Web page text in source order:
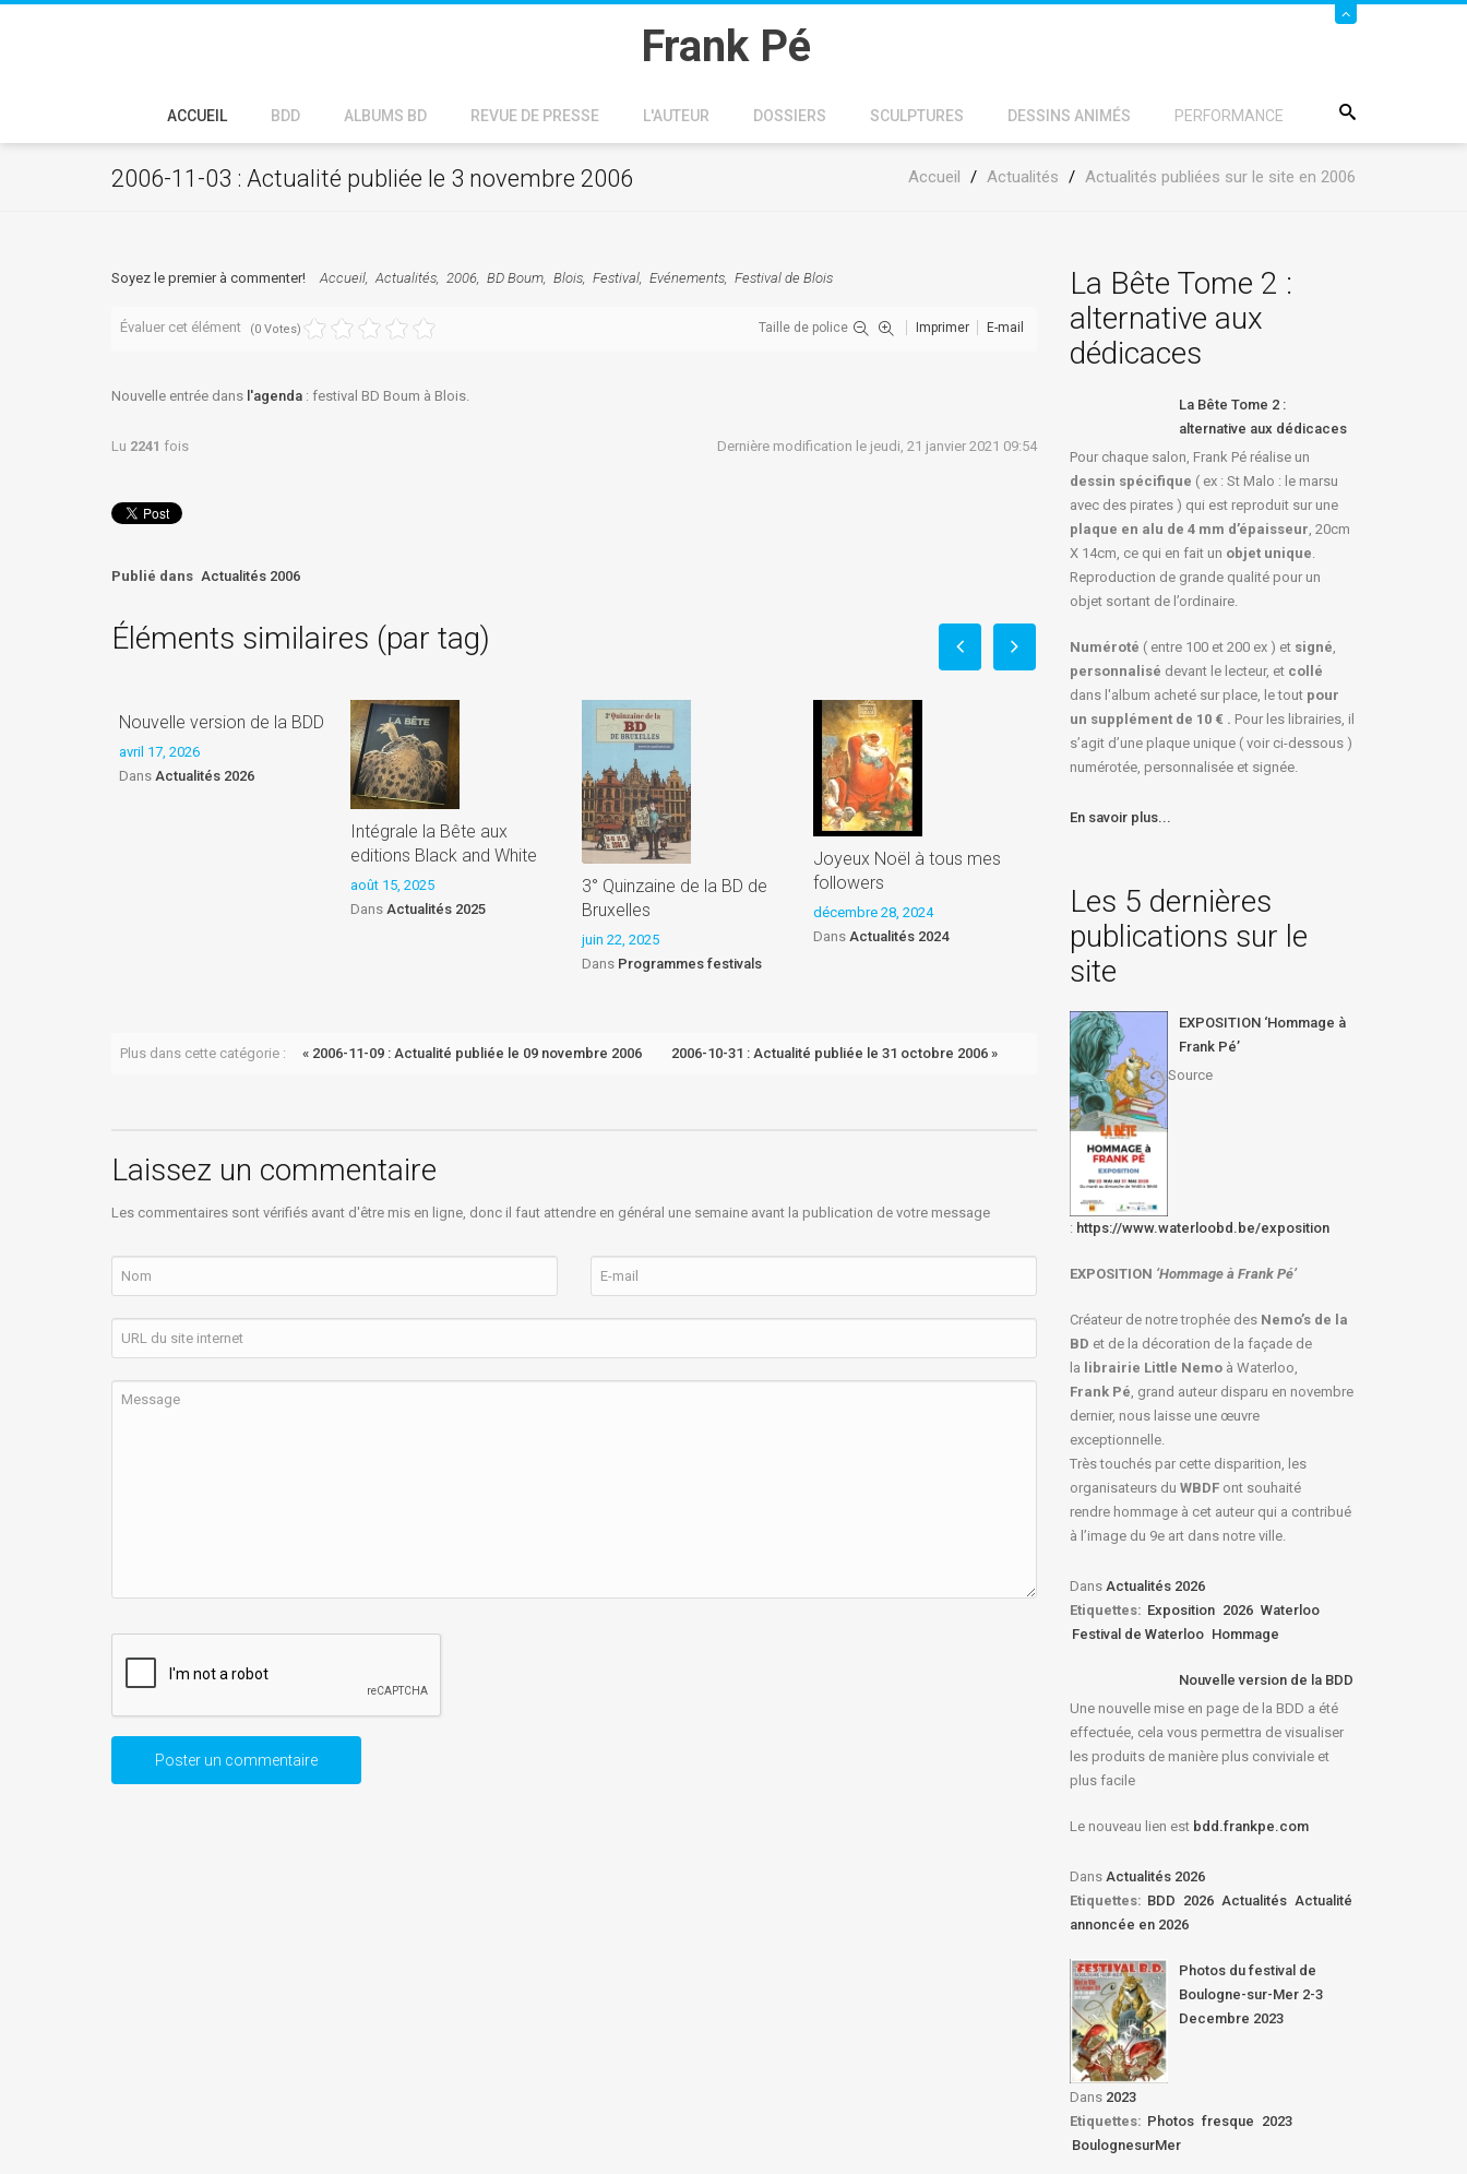
Frank Pé
ACCUEIL BDD ALBUMS BD REVUE DE PRESSE L'AUTEUR DOSSIERS SCULPTURES DESSINS ANIMÉS PERFORMANCE
Accueil / Actualités / Actualités publiées sur le site en 2006
2006-11-03 : Actualité publiée le 3 novembre 2006
Soyez le premier à commenter! Accueil Actualités 2006 BD Boum Blois Festival Evénements Festival de Blois
Évaluer cet élément (0 Votes) Taille de police Imprimer E-mail
Nouvelle entrée dans l'agenda : festival BD Boum à Blois.
Lu 2241 fois Dernière modification le jeudi, 21 janvier 2021 09:54
Publié dans Actualités 2006
Éléments similaires (par tag)
Nouvelle version de la BDD
avril 17, 2026
Dans Actualités 2026
Intégrale la Bête aux
editions Black and White
août 15, 2025
Dans Actualités 2025
3° Quinzaine de la BD de
Bruxelles
juin 22, 2025
Dans Programmes festivals
Joyeux Noël à tous mes
followers
décembre 28, 2024
Dans Actualités 2024
l’univers et les dieux
octobre 16, 2024
DansActualités 2024
« La Bête fait du chemin
Plus dans cette catégorie : « 2006-11-09 : Actualité publiée le 09 novembre 2006 2006-10-31 : Actualité publiée le 31 octobre 2006 »
Laissez un commentaire
Les commentaires sont vérifiés avant d'être mis en ligne, donc il faut attendre en général une semaine avant la publication de votre message
La Bête Tome 2 :
alternative aux
dédicaces
La Bête Tome 2 :
alternative aux dédicaces
Pour chaque salon, Frank Pé réalise un
dessin spécifique ( ex : St Malo : le marsu
avec des pirates ) qui est reproduit sur une
plaque en alu de 4 mm d’épaisseur, 20cm
X 14cm, ce qui en fait un objet unique.
Reproduction de grande qualité pour un
objet sortant de l’ordinaire.
Numéroté ( entre 100 et 200 ex ) et signé,
personnalisé devant le lecteur, et collé
dans l'album acheté sur place, le tout pour
un supplément de 10 € . Pour les librairies, il
s’agit d’une plaque unique ( voir ci-dessous )
numérotée, personnalisée et signée.
En savoir plus...
Les 5 dernières
publications sur le
site
EXPOSITION ‘Hommage à
Frank Pé’
Source
: https://www.waterloobd.be/exposition
EXPOSITION ‘Hommage à Frank Pé’
Créateur de notre trophée des Nemo’s de la
BD et de la décoration de la façade de
la librairie Little Nemoà Waterloo,
Frank Pé, grand auteur disparu en novembre
dernier, nous laisse une œuvre
exceptionnelle.
Très touchés par cette disparition, les
organisateurs du WBDF ont souhaité
rendre hommage à cet auteur qui a contribué
à l’image du 9e art dans notre ville.
Dans Actualités 2026
Etiquettes: Exposition 2026 Waterloo
Festival de Waterloo Hommage
Nouvelle version de la BDD
Une nouvelle mise en page de la BDD a été
effectuée, cela vous permettra de visualiser
les produits de manière plus conviviale et
plus facile
Le nouveau lien est bdd.frankpe.com
Dans Actualités 2026
Etiquettes: BDD 2026 Actualités Actualité
annoncée en 2026
Photos du festival de
Boulogne-sur-Mer 2-3
Decembre 2023
Dans 2023
Etiquettes: Photos fresque 2023
BoulognesurMer